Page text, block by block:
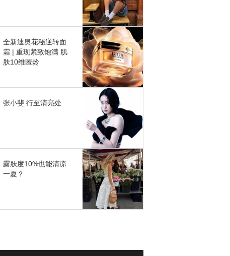
全新迪奥花秘逆转面
霜 | 重现紧致饱满 肌
肤10维匿龄
张小斐 行至清亮处
露肤度10%也能清凉
一夏？